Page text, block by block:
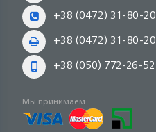
+38 (0472) 31-80-20
+38 (0472) 31-80-20
+38 (050) 772-26-52
Мы принимаем